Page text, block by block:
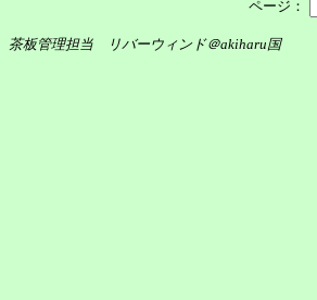
ページ：
茶板管理担当 リバーウィンド＠akiharu国